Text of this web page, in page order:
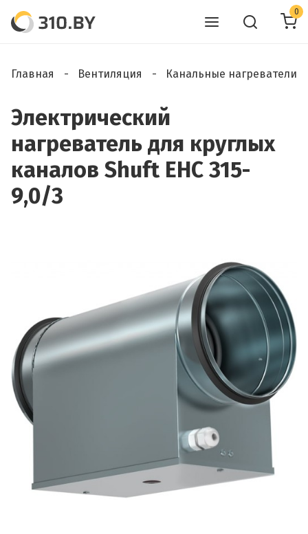
0
Главная Вентиляция Канальные нагреватели
Электрический
нагреватель для круглых
каналов Shuft EHC 315-
9,0/3